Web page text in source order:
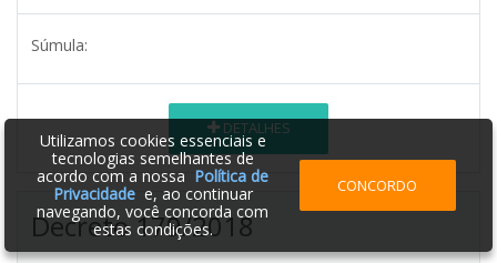
Súmula:
DETALHES
Decreto 179/2018
Utilizamos cookies essenciais e
tecnologias semelhantes de
acordo com a nossa Política de
Privacidadee, ao continuar
navegando, você concorda com
estas condições.
CONCORDO